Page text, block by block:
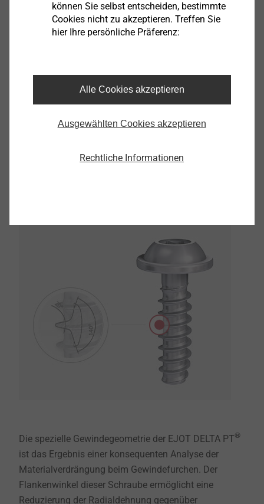
Das EJOT DELTA CALC®, ein auf den mechanischen
Parametern vieler tausend Anwendungs- und
Testverschraubungen basierendes
thermoplastische Werkstoffe. In diesem Tool sind die
Vorlochdimensionierungen hinterlegt. So kann bei der
Konstruktionsphase wertvolle Zeit gespart werden.
Die spezielle Gewindegeometrie der EJOT DELTA PT®
ist das Ergebnis einer konsequenten Analyse der
Materialverdrängung beim Gewindefurchen. Der
Flankenwinkel dieser Schraube ermöglicht eine
Reduzierung der Radialdehnung gegenüber
können Sie selbst entscheiden, bestimmte
Cookies nicht zu akzeptieren. Treffen Sie
hier Ihre persönliche Präferenz:
Alle Cookies akzeptieren
Ausgewählten Cookies akzeptieren
Rechtliche Informationen